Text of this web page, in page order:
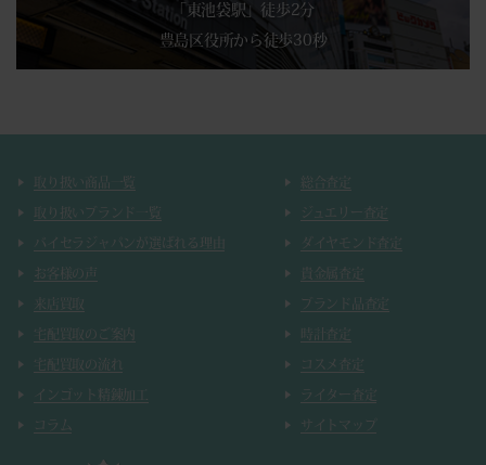
「東池袋駅」徒歩2分
豊島区役所から徒歩30秒
取り扱い商品一覧
取り扱いブランド一覧
バイセラジャパンが選ばれる理由
お客様の声
来店買取
宅配買取のご案内
宅配買取の流れ
インゴット精錬加工
コラム
総合査定
ジュエリー査定
ダイヤモンド査定
貴金属査定
ブランド品査定
時計査定
コスメ査定
ライター査定
サイトマップ